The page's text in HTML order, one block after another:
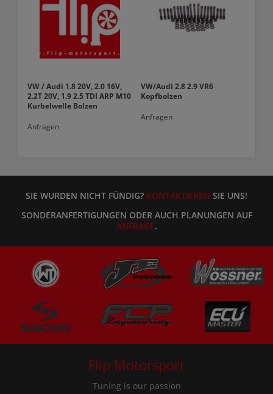
VW / Audi 1.8 20V, 2.0 16V,
2.2T 20V, 1.9 2.5 TDI ARP M10
Kurbelwelle Bolzen
Anfragen
VW/Audi 2.8 2.9 VR6
Kopfbolzen
Anfragen
SIE WURDEN NICHT FÜNDIG? KONTAKTIEREN SIE UNS!
SONDERANFERTIGUNGEN ODER AUCH PLANUNGEN AUF
ANFRAGE.
Flip Motorsport
Tuning is our passion